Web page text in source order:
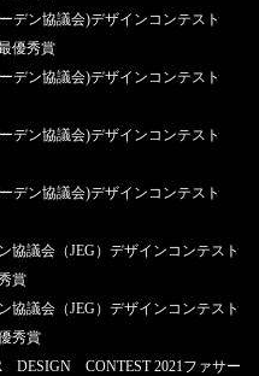
デン協議会)デザインコンテスト
優秀賞
デン協議会)デザインコンテスト
デン協議会)デザインコンテスト
デン協議会)デザインコンテスト
協議会（JEG）デザインコンテスト
賞
協議会（JEG）デザインコンテスト
秀賞
CONTEST 2021ファサー